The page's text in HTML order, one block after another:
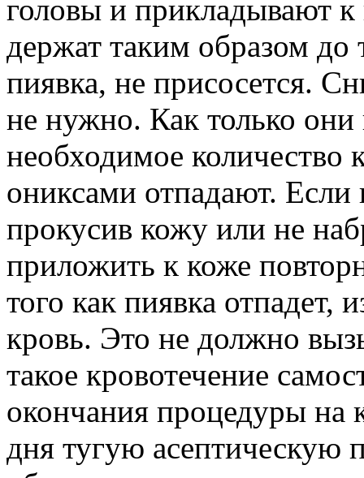
головы и прикладывают к
держат таким образом до
пиявка, не присосется.
не нужно. Как только они
необходимое количество
ониксами отпадают. Если
прокусив кожу или не
приложить к коже
того как пиявка отпадет,
кровь. Это не должно
такое кровотечение
окончания процедуры на
дня тугую асептическую